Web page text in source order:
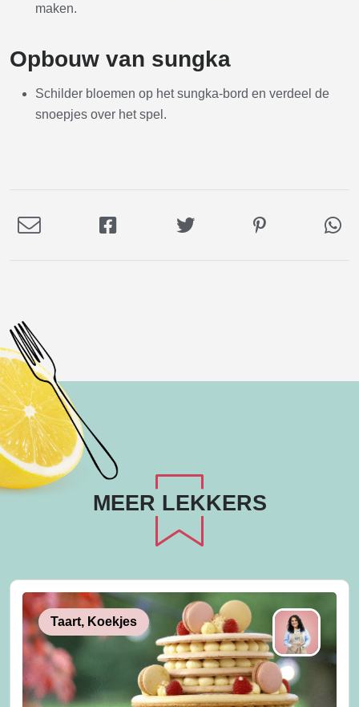
maken.
Opbouw van sungka
Schilder bloemen op het sungka-bord en verdeel de
snoepjes over het spel.
Deel
Deel
MEER LEKKERS
Taart, Koekjes